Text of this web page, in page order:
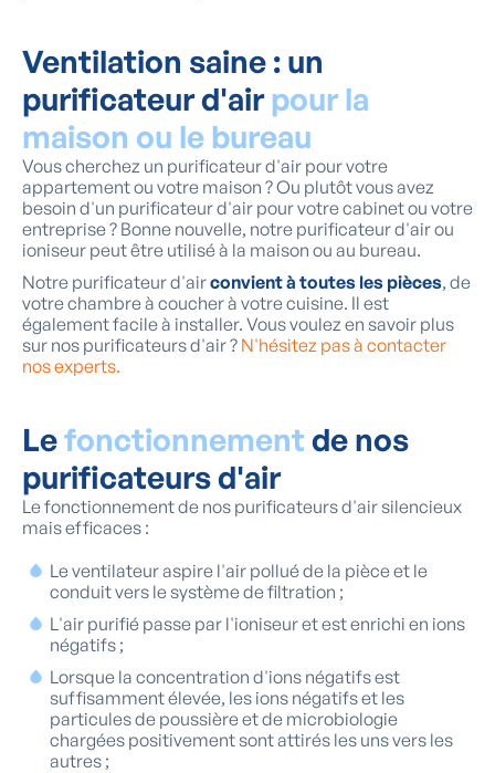
Ventilation saine : un
purificateur d'airpour la
maison ou le bureau
Vous cherchez un purificateur d'air pour votre
appartement ou votre maison ? Ou plutôt vous avez
besoin d'un purificateur d'air pour votre cabinet ou votre
entreprise ? Bonne nouvelle, notre purificateur d'air ou
ioniseur peut être utilisé à la maison ou au bureau.
Notre purificateur d'airconvient à toutes les pièces, de
votre chambre à coucher à votre cuisine. Il est
également facile à installer. Vous voulez en savoir plus
sur nos purificateurs d'air ? N'hésitez pas à contacter
nos experts.
Lefonctionnement de nos
purificateurs d'air
Le fonctionnement de nos purificateurs d'air silencieux
mais efficaces :
Le ventilateur aspire l'air pollué de la pièce et le
conduit vers le système de filtration ;
L'air purifié passe par l'ioniseur et est enrichi en ions
négatifs ;
Lorsque la concentration d'ions négatifs est
suffisamment élevée, les ions négatifs et les
particules de poussière et de microbiologie
chargées positivement sont attirés les uns vers les
autres ;